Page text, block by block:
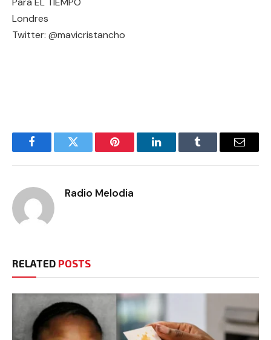
Londres
Twitter: @mavicristancho
FacebookTwitter Pinterest LinkedInTumblr Email
Radio Melodia
RELATED POSTS